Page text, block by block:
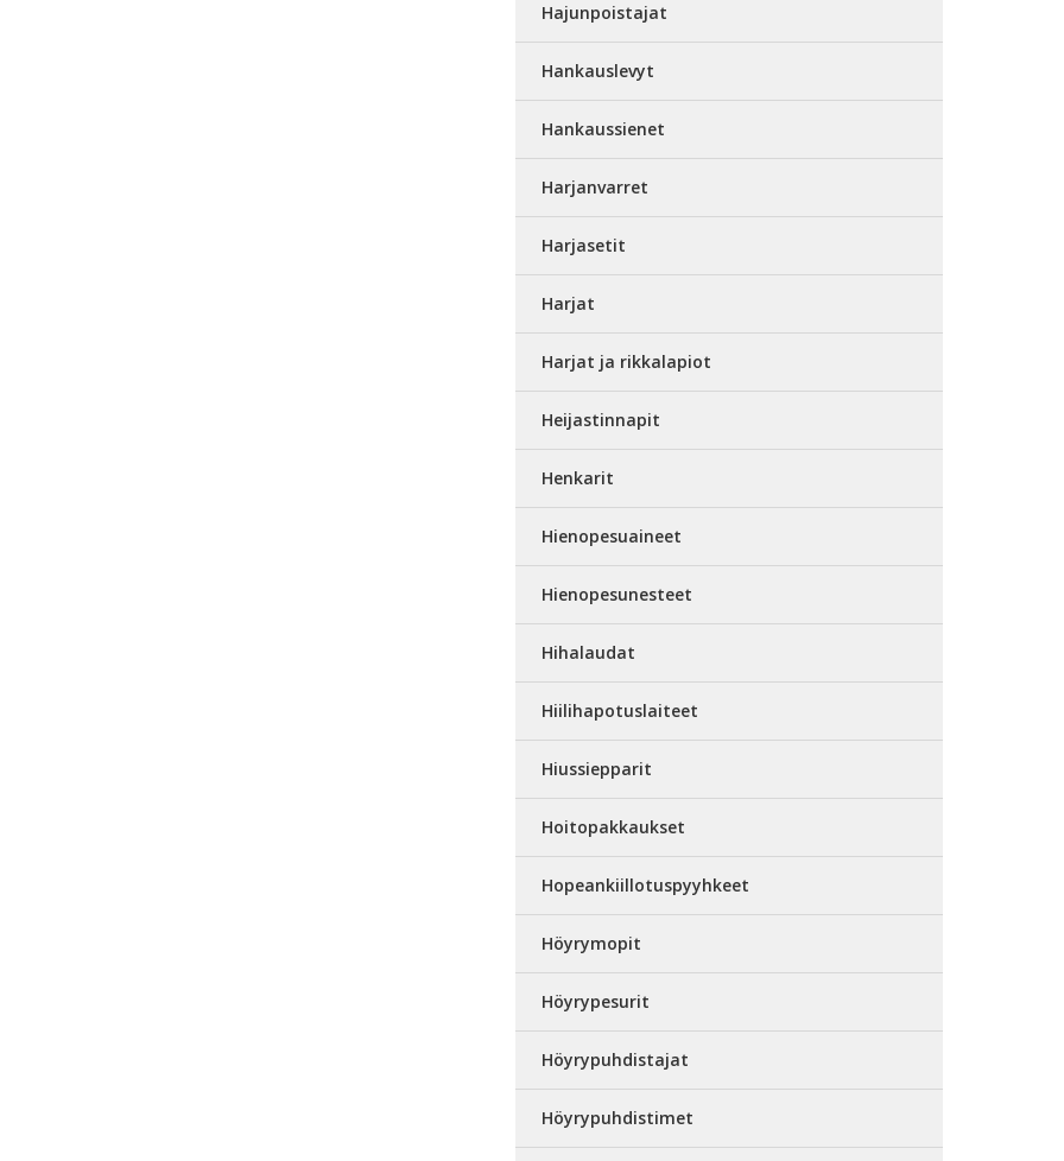
Hajunpoistajat
Hankauslevyt
Hankaussienet
Harjanvarret
Harjasetit
Harjat
Harjat ja rikkalapiot
Heijastinnapit
Henkarit
Hienopesuaineet
Hienopesunesteet
Hihalaudat
Hiilihapotuslaiteet
Hiussiepparit
Hoitopakkaukset
Hopeankiillotuspyyhkeet
Höyrymopit
Höyrypesurit
Höyrypuhdistajat
Höyrypuhdistimet